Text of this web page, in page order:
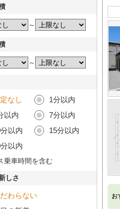
お
～
～
なし
1分以内
以内
7分以内
以内
15分以内
以内
乗車時間を含む
しさ
わらない